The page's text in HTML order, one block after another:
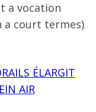
a vocation
a court termes)
ÉLARGIT
AIR